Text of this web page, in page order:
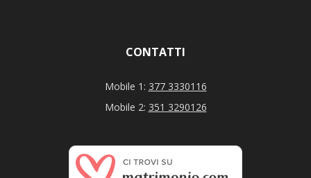
CONTATTI
Mobile 1: 377 3330116
Mobile 2: 351 3290126